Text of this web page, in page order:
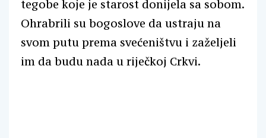
tegobe koje je starost donijela sa sobom.
Ohrabrili su bogoslove da ustraju na
svom putu prema svećeništvu i zaželjeli
im da budu nada u riječkoj Crkvi.